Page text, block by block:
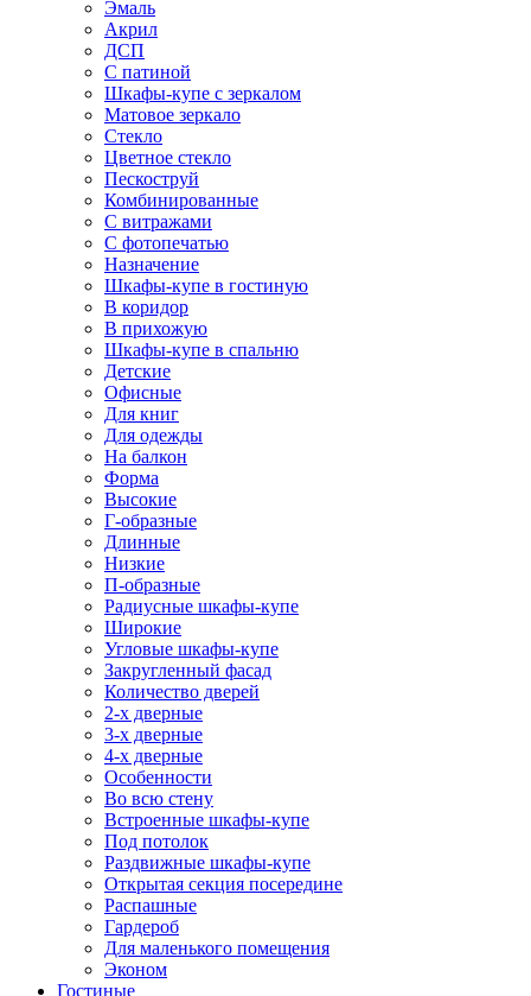
Эмаль
Акрил
ДСП
С патиной
Шкафы-купе с зеркалом
Матовое зеркало
Стекло
Цветное стекло
Пескоструй
Комбинированные
С витражами
С фотопечатью
Назначение
Шкафы-купе в гостиную
В коридор
В прихожую
Шкафы-купе в спальню
Детские
Офисные
Для книг
Для одежды
На балкон
Форма
Высокие
Г-образные
Длинные
Низкие
П-образные
Радиусные шкафы-купе
Широкие
Угловые шкафы-купе
Закругленный фасад
Количество дверей
2-х дверные
3-х дверные
4-х дверные
Особенности
Во всю стену
Встроенные шкафы-купе
Под потолок
Раздвижные шкафы-купе
Открытая секция посередине
Распашные
Гардероб
Для маленького помещения
Эконом
Гостиные